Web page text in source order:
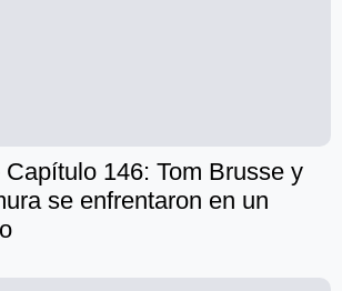
146: Tom Brusse y
se enfrentaron en un